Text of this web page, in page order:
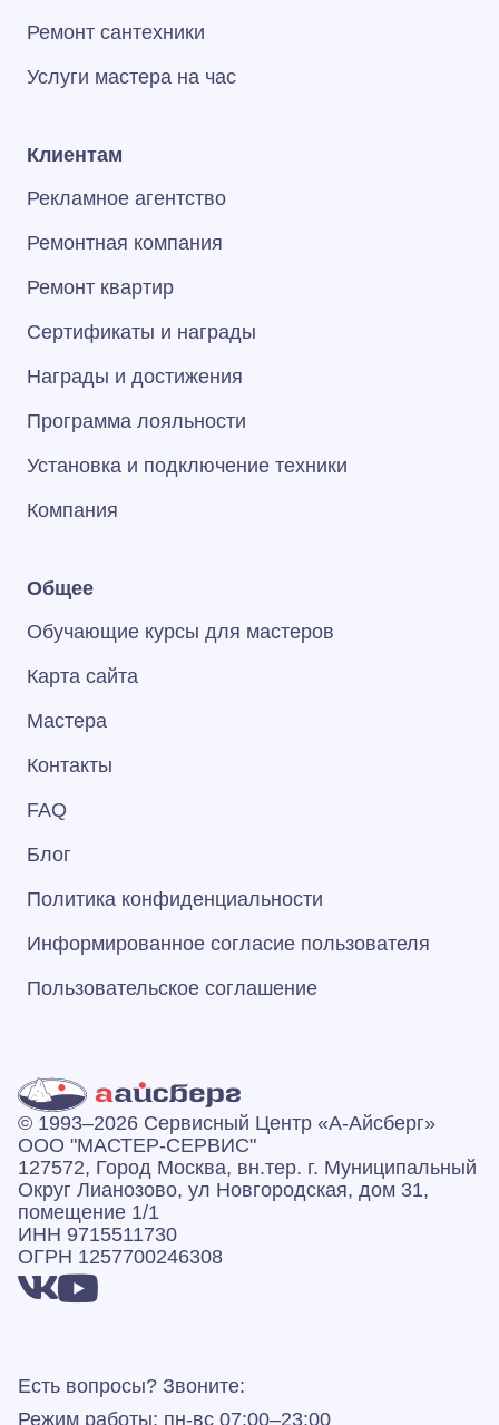
Ремонт сантехники
Услуги мастера на час
Клиентам
Рекламное агентство
Ремонтная компания
Ремонт квартир
Сертификаты и награды
Награды и достижения
Программа лояльности
Установка и подключение техники
Компания
Общее
Обучающие курсы для мастеров
Карта сайта
Мастера
Контакты
FAQ
Блог
Политика конфиденциальности
Информированное согласие пользователя
Пользовательское соглашение
© 1993–2026 Сервисный Центр «А‑Айсберг»
ООО "МАСТЕР-СЕРВИС"
127572, Город Москва, вн.тер. г. Муниципальный
Округ Лианозово, ул Новгородская, дом 31,
помещение 1/1
ИНН 9715511730
ОГРН 1257700246308
Есть вопросы? Звоните:
Режим работы: пн-вс 07:00–23:00